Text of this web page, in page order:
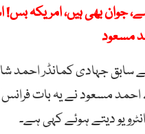
جوان بھی ہیں، امریکہ بس!
مسعود
سابق جہادی کمانڈر احمد
مسعود نے یہ بات
دیتے ہوئے کہی ہے۔